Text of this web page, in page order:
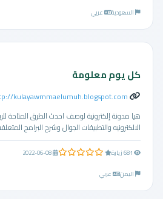
السعودية
عربي
كل يوم معلومة
kulayawmmaelumuh.blogspot.com/
هيا مدونة إلكترونية لوصف احدث الطرق المتاحة
الالكترونيه والتطبيقات الجوال وشرح البرامج
0.0 من 5 نجوم
اليمن
عربي